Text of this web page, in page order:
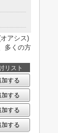
アシス)
多くの方
リスト
加する
加する
加する
加する